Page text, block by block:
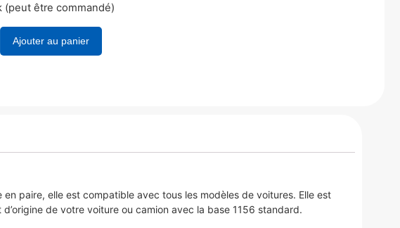
(peut être commandé)
Ajouter au panier
en paire, elle est compatible avec tous les modèles de voitures. Elle est
de votre voiture ou camion avec la base 1156 standard.